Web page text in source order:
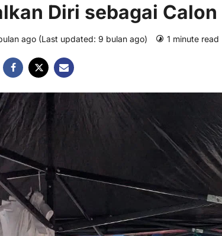
Diri sebagai Calon
ago (Last updated: 9 bulan ago) 1 minute read